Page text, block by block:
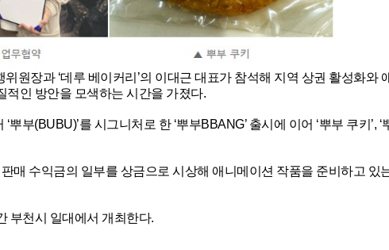
원장과 ‘데루 베이커리’의 이대근 대표가 참석해 지역 상권 활성화와
적인 방안을 모색하는 시간을 가졌다.
부(BUBU)’를 시그니처로 한 ‘뿌부BBANG’ 출시에 이어 ‘뿌부 쿠키’, ‘
판매 수익금의 일부를 상금으로 시상해 애니메이션 작품을 준비하고 있
부천시 일대에서 개최한다.